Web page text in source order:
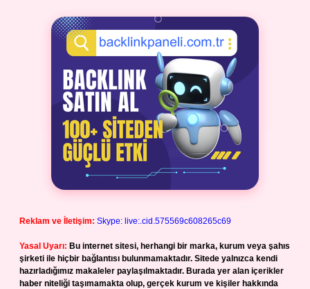
Reklam ve İletişim: Skype: live:.cid.575569c608265c69
Yasal Uyarı: Bu internet sitesi, herhangi bir marka, kurum veya şahıs
şirketi ile hiçbir bağlantısı bulunmamaktadır. Sitede yalnızca kendi
hazırladığımız makaleler paylaşılmaktadır. Burada yer alan içerikler
haber niteliği taşımamakta olup, gerçek kurum ve kişiler hakkında